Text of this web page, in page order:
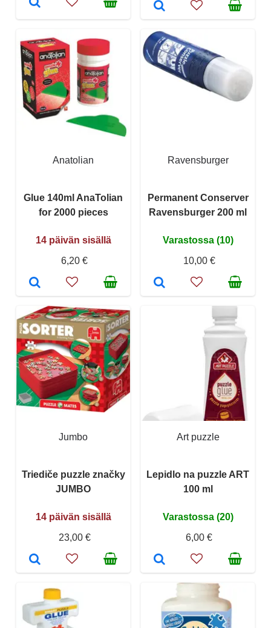
Anatolian
Glue 140ml AnaTolian
for 2000 pieces
14 päivän sisällä
6,20 €
Ravensburger
Permanent Conserver
Ravensburger 200 ml
Varastossa (10)
10,00 €
Jumbo
Triediče puzzle značky
JUMBO
14 päivän sisällä
23,00 €
Art puzzle
Lepidlo na puzzle ART
100 ml
Varastossa (20)
6,00 €